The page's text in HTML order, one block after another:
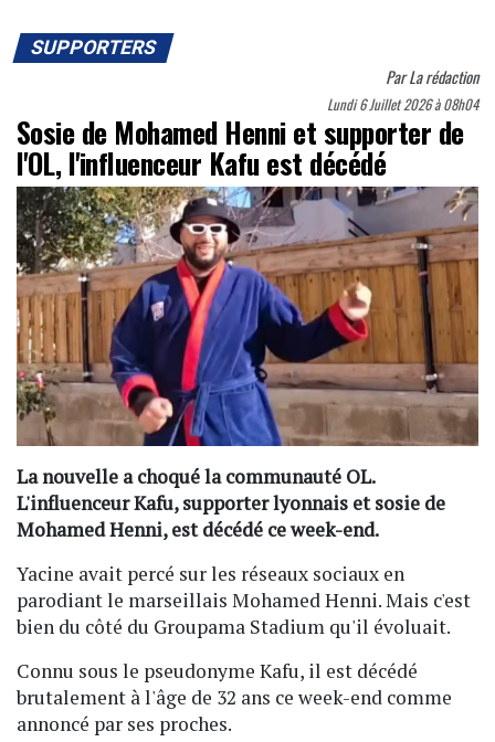
SUPPORTERS
ParLa rédaction
Lundi 6 Juillet 2026 à 08h04
Sosie de Mohamed Henni et supporter de
l'OL, l'influenceur Kafu est décédé
La nouvelle a choqué la communauté OL.
L'influenceur Kafu, supporter lyonnais et sosie de
Mohamed Henni, est décédé ce week-end.
Yacine avait percé sur les réseaux sociaux en
parodiant le marseillais Mohamed Henni. Mais c'est
bien du côté du Groupama Stadium qu'il évoluait.
Connu sous le pseudonyme Kafu, il est décédé
brutalement à l'âge de 32 ans ce week-end comme
annoncé par ses proches.